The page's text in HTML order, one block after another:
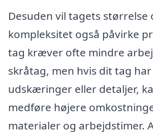
Desuden vil tagets størrelse
kompleksitet også påvirke
tag kræver ofte mindre
skråtag, men hvis dit tag
udskæringer eller detaljer,
medføre højere
materialer og arbejdstimer.